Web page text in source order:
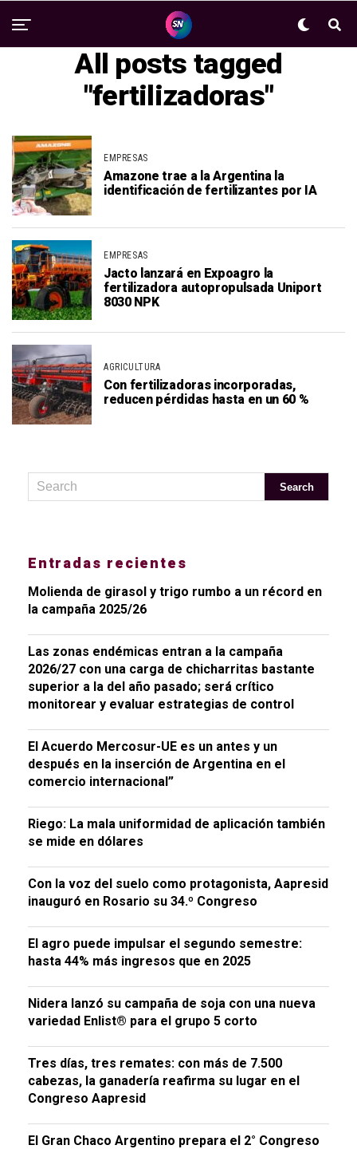
All posts tagged
"fertilizadoras"
EMPRESAS
Amazone trae a la Argentina la
identificación de fertilizantes por IA
EMPRESAS
Jacto lanzará en Expoagro la
fertilizadora autopropulsada Uniport
8030 NPK
AGRICULTURA
Con fertilizadoras incorporadas,
reducen pérdidas hasta en un 60 %
Entradas recientes
Molienda de girasol y trigo rumbo a un récord en
la campaña 2025/26
Las zonas endémicas entran a la campaña
2026/27 con una carga de chicharritas bastante
superior a la del año pasado; será crítico
monitorear y evaluar estrategias de control
El Acuerdo Mercosur-UE es un antes y un
después en la inserción de Argentina en el
comercio internacional”
Riego: La mala uniformidad de aplicación también
se mide en dólares
Con la voz del suelo como protagonista, Aapresid
inauguró en Rosario su 34.º Congreso
El agro puede impulsar el segundo semestre:
hasta 44% más ingresos que en 2025
Nidera lanzó su campaña de soja con una nueva
variedad Enlist® para el grupo 5 corto
Tres días, tres remates: con más de 7.500
cabezas, la ganadería reafirma su lugar en el
Congreso Aapresid
El Gran Chaco Argentino prepara el 2° Congreso